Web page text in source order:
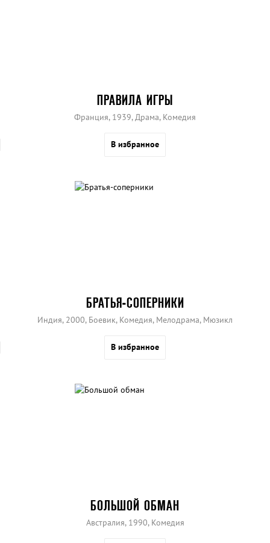
ПРАВИЛА ИГРЫ
Франция, 1939, Драма, Комедия
В избранное
БРАТЬЯ-СОПЕРНИКИ
Индия, 2000, Боевик, Комедия, Мелодрама, Мюзикл
В избранное
БОЛЬШОЙ ОБМАН
Австралия, 1990, Комедия